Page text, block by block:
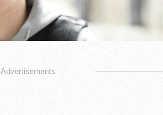
Advertisements